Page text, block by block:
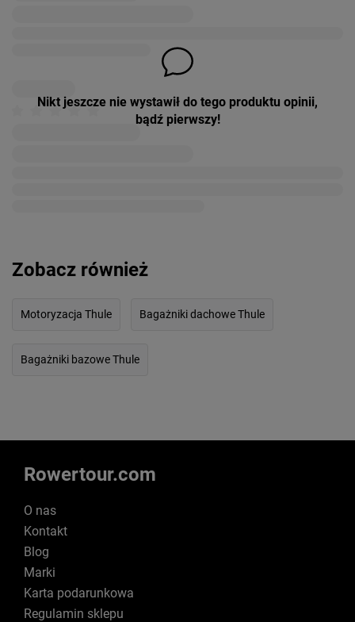
Nikt jeszcze nie wystawił do tego produktu opinii,
bądź pierwszy!
Zobacz również
Motoryzacja Thule Bagażniki dachowe Thule
Bagażniki bazowe Thule
Rowertour.com
O nas
Kontakt
Blog
Marki
Karta podarunkowa
Regulamin sklepu